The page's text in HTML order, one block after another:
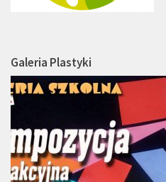
Galeria Plastyki